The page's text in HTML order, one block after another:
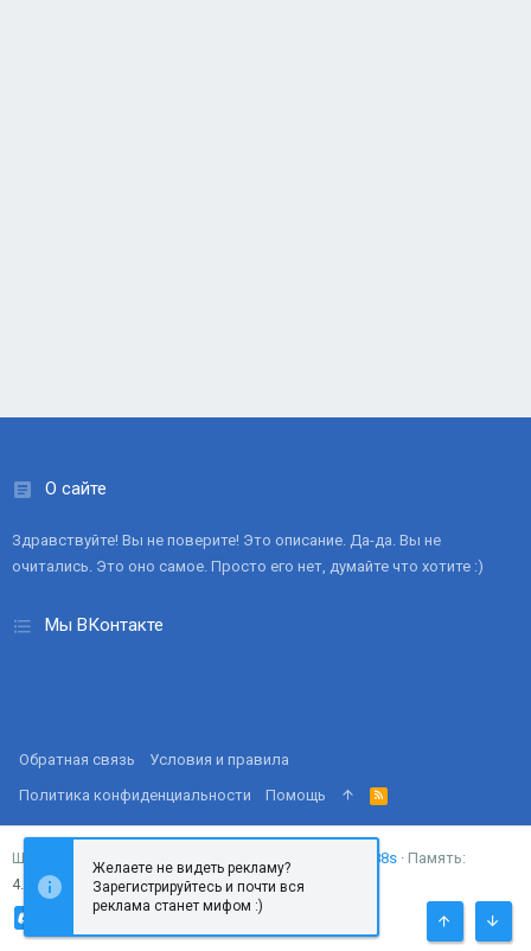
О сайте
Здравствуйте! Вы не поверите! Это описание. Да-да. Вы не
очитались. Это оно самое. Просто его нет, думайте что хотите :)
Мы ВКонтакте
Обратная связь
Условия и правила
Политика конфиденциальности
Помощь
R
S
S
Ширина 0.0288s
Память
4.37MB
СВЕРХУ
Желаете не видеть рекламу?
Зарегистрируйтесь и почти вся
реклама станет мифом :)